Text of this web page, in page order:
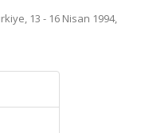
13 - 16 Nisan 1994,